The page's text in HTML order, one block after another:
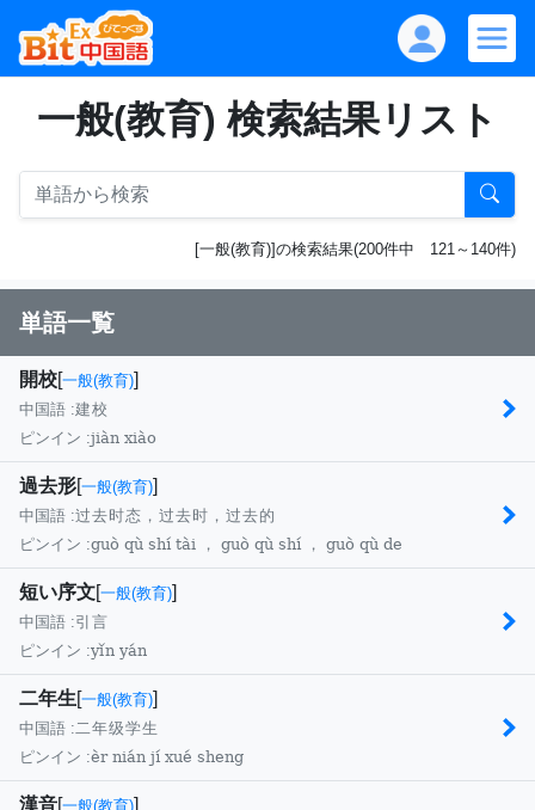
一般(教育) 検索結果リスト
[一般(教育)]の検索結果(200件中 121～140件)
単語一覧
開校[一般(教育)]
中国語 :建校
ピンイン :jiàn xiào
過去形[一般(教育)]
中国語 :过去时态，过去时，过去的
ピンイン :guò qù shí tài ， guò qù shí ， guò qù de
短い序文[一般(教育)]
中国語 :引言
ピンイン :yǐn yán
二年生[一般(教育)]
中国語 :二年级学生
ピンイン :èr nián jí xué sheng
漢音[一般(教育)]